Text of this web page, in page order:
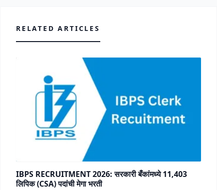
RELATED ARTICLES
IBPS RECRUITMENT 2026: सरकारी बँकांमध्ये 11,403
लिपिक (CSA) पदांची मेगा भरती